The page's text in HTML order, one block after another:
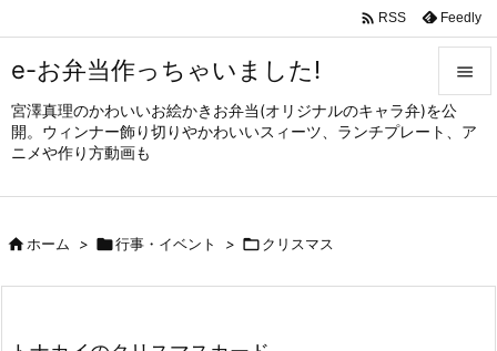
e-お弁当作っちゃいました!
宮澤真理のかわいいお絵かきお弁当(オリジナルのキャラ弁)を公
開。ウィンナー飾り切りやかわいいスィーツ、ランチプレート、ア
ニメや作り方動画も


メニュ
サイド

 RSS Feedly
ホーム > 行事・イベント > クリスマス